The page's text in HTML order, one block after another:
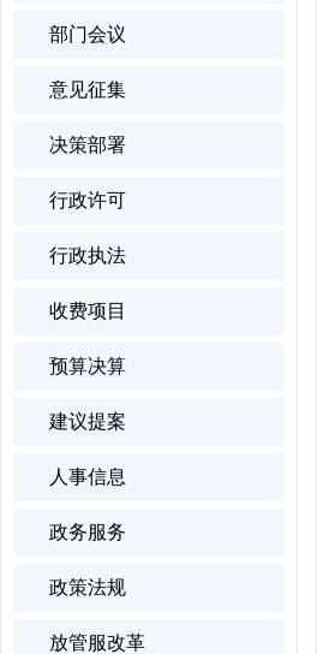
部门会议
意见征集
决策部署
行政许可
行政执法
收费项目
预算决算
建议提案
人事信息
政务服务
政策法规
放管服改革